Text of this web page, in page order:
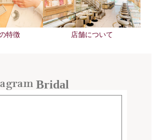
特徴 店舗について
Bridal